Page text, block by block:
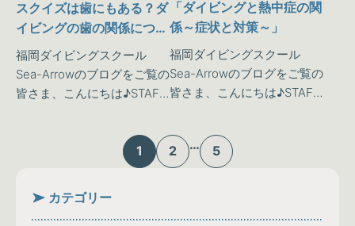
スクイズは歯にもある？ダ
イビングの歯の関係につい
てSTAFFが解説してみまし
た♪
福岡ダイビングスクール
Sea-Arrowのブログをご覧の
皆さま、こんにちは♪STAFF
ていますが、皆様風邪を引
かない様にご注意下さいね
「ダイビングと熱中症の関
係～症状と対策～」
福岡ダイビングスクール
Sea-Arrowのブログをご覧の
皆さま、こんにちは♪STAFF
末が迫ってきてて恐ろしい
かぎりです('ω')クリスマス・
1 2 … 5
カテゴリー